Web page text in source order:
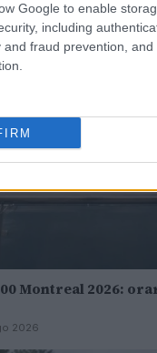
Google to enable
including
and fraud prevention, and
Montreal 2026:
2026